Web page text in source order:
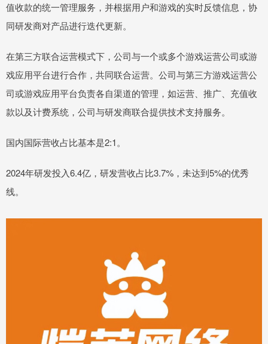
值收款的统一管理服务，并根据用户和游戏的实时反馈信息，协
同研发商对产品进行迭代更新。
在第三方联合运营模式下，公司与一个或多个游戏运营公司或游
戏应用平台进行合作，共同联合运营。公司与第三方游戏运营公
司或游戏应用平台负责各自渠道的管理，如运营、推广、充值收
款以及计费系统，公司与研发商联合提供技术支持服务。
国内国际营收占比基本是2:1。
2024年研发投入6.4亿，研发营收占比3.7%，未达到5%的优秀
线。